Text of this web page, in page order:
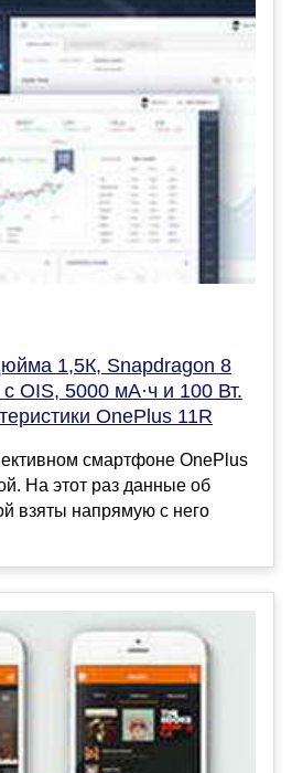
1,5К, Snapdragon 8
OIS, 5000 мА·ч и 100 Вт.
OnePlus 11R
смартфоне OnePlus
На этот раз данные об
взяты напрямую с него